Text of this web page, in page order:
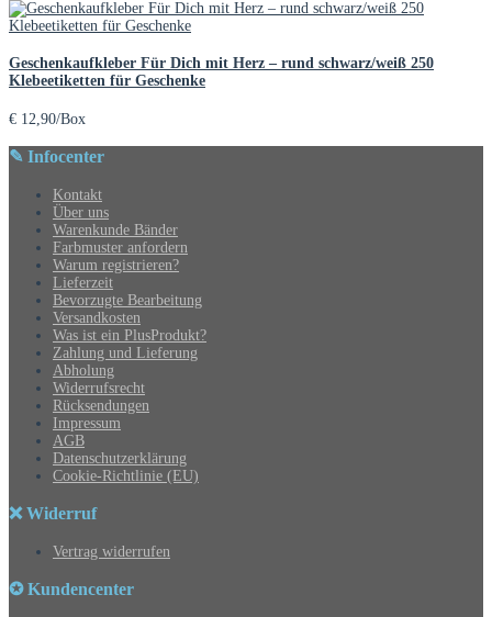
Geschenkaufkleber Für Dich mit Herz – rund schwarz/weiß 250
Klebeetiketten für Geschenke
€ 12,90/Box
✎ Infocenter
Kontakt
Über uns
Warenkunde Bänder
Farbmuster anfordern
Warum registrieren?
Lieferzeit
Bevorzugte Bearbeitung
Versandkosten
Was ist ein PlusProdukt?
Zahlung und Lieferung
Abholung
Widerrufsrecht
Rücksendungen
Impressum
AGB
Datenschutzerklärung
Cookie-Richtlinie (EU)
❌ Widerruf
Vertrag widerrufen
✪ Kundencenter